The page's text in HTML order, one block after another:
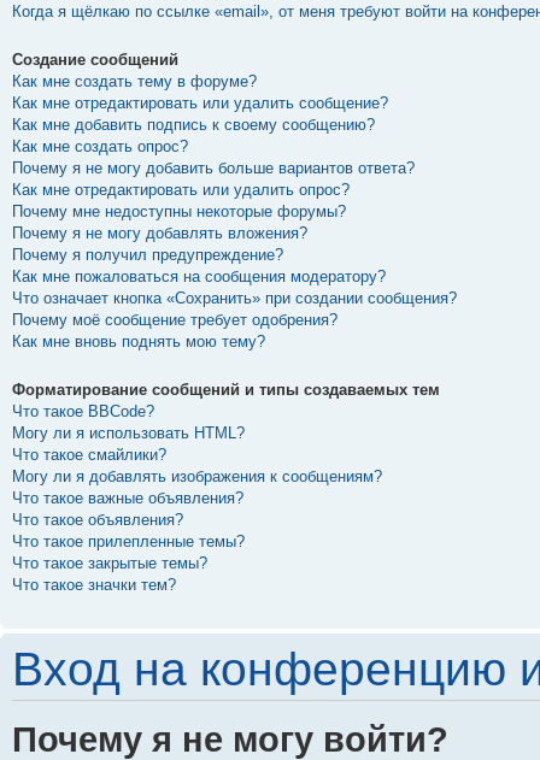
Когда я щёлкаю по ссылке «email», от меня требуют войти на
Создание сообщений
Как мне создать тему в форуме?
Как мне отредактировать или удалить сообщение?
Как мне добавить подпись к своему сообщению?
Как мне создать опрос?
Почему я не могу добавить больше вариантов ответа?
Как мне отредактировать или удалить опрос?
Почему мне недоступны некоторые форумы?
Почему я не могу добавлять вложения?
Почему я получил предупреждение?
Как мне пожаловаться на сообщения модератору?
Что означает кнопка «Сохранить» при создании сообщения?
Почему моё сообщение требует одобрения?
Как мне вновь поднять мою тему?
Форматирование сообщений и типы создаваемых тем
Что такое BBCode?
Могу ли я использовать HTML?
Что такое смайлики?
Могу ли я добавлять изображения к сообщениям?
Что такое важные объявления?
Что такое объявления?
Что такое прилепленные темы?
Что такое закрытые темы?
Что такое значки тем?
Вход на конференцию
Почему я не могу войти?